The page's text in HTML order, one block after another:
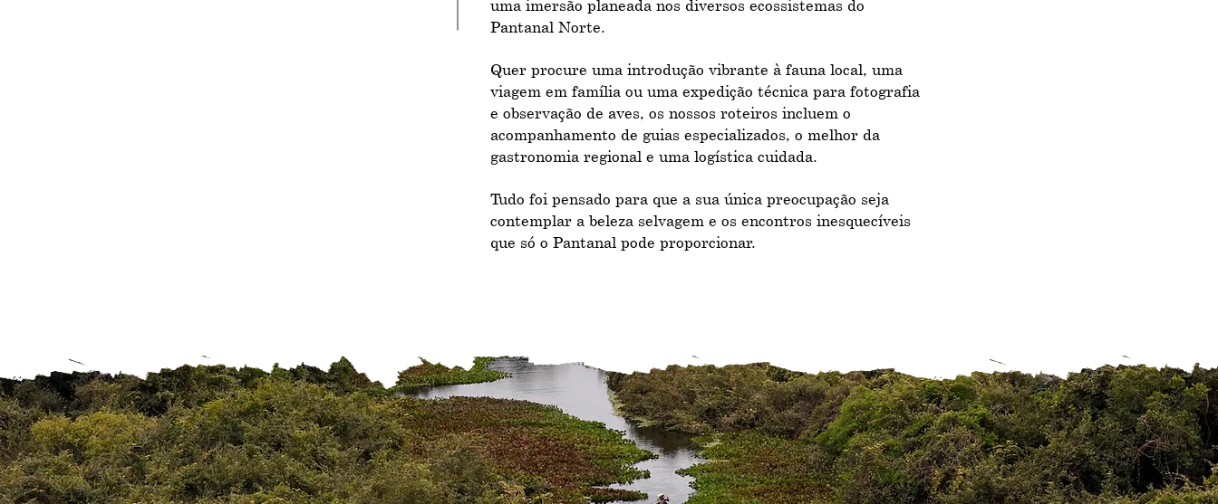
uma imersão planeada nos diversos ecossistemas do
Pantanal Norte.
Quer procure uma introdução vibrante à fauna local, uma
viagem em família ou uma expedição técnica para fotografia
e observação de aves, os nossos roteiros incluem o
acompanhamento de guias especializados, o melhor da
gastronomia regional e uma logística cuidada.
Tudo foi pensado para que a sua única preocupação seja
contemplar a beleza selvagem e os encontros inesquecíveis
que só o Pantanal pode proporcionar.